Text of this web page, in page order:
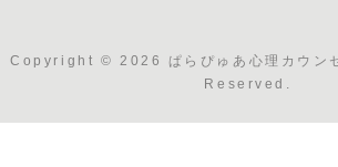
Copyright © 2026 ぱらぴゅあ心理カウン
Reserved.